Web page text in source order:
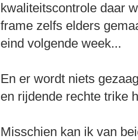
kwaliteitscontrole daar
frame zelfs elders
eind volgende week...
En er wordt niets
en rijdende rechte trike
Misschien kan ik van